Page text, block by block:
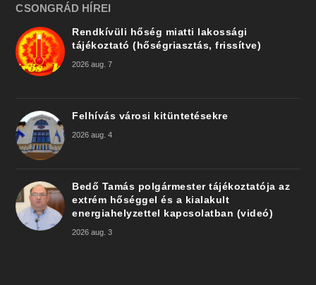
CSONGRÁD HÍREI
Rendkívüli hőség miatti lakossági
tájékoztató (hőségriasztás, frissítve)
2026 aug. 7
Felhívás városi kitüntetésekre
2026 aug. 4
Bedő Tamás polgármester tájékoztatója az
extrém hőséggel és a kialakult
energiahelyzettel kapcsolatban (videó)
2026 aug. 3